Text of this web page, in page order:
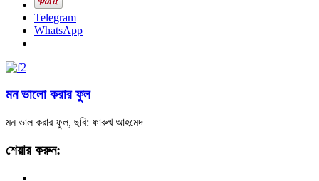
Telegram
WhatsApp
মন ভালো করার ফুল
মন ভাল করার ফুল, ছবি: ফারুখ আহমেদ
শেয়ার করুন: